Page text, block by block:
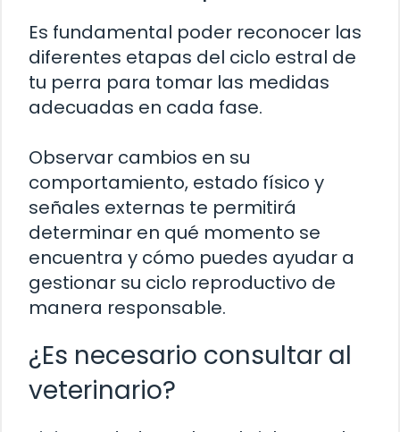
Es fundamental poder reconocer las
diferentes etapas del ciclo estral de
tu perra para tomar las medidas
adecuadas en cada fase.
Observar cambios en su
comportamiento, estado físico y
señales externas te permitirá
determinar en qué momento se
encuentra y cómo puedes ayudar a
gestionar su ciclo reproductivo de
manera responsable.
¿Es necesario consultar al
veterinario?